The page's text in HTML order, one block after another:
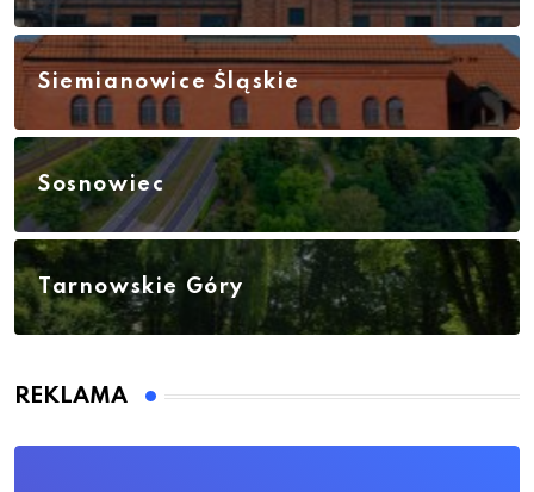
Siemianowice Śląskie
Sosnowiec
Tarnowskie Góry
REKLAMA